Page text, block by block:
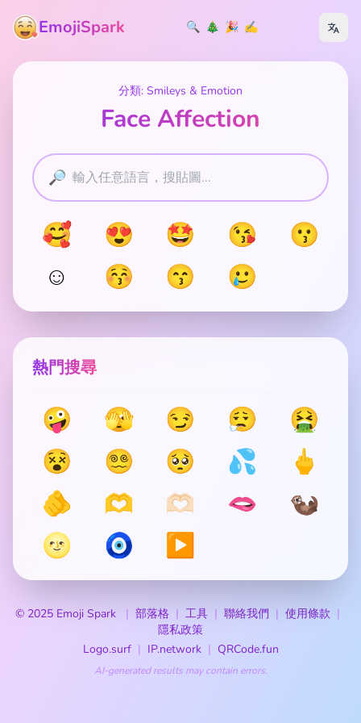
EmojiSpark 🔍 🎄 🎉 ✍️
分類: Smileys & Emotion
Face Affection
🔎
🥰 😍 🤩 😘
😗
☺️
😚 😙 🥲
熱門搜尋
🤪 🫣 😏 😮‍💨
🤮
😵
😵‍💫 🥺 💦
🖕
🫵
🫶 🫶🏻 🫦
🦦
🌝
🧿 ▶️
© 2025 Emoji Spark 部落格 工具 聯絡我們
使用條款
隱私政策
Logo.surf
IP.network QRCode.fun
AI-generated results may contain errors.